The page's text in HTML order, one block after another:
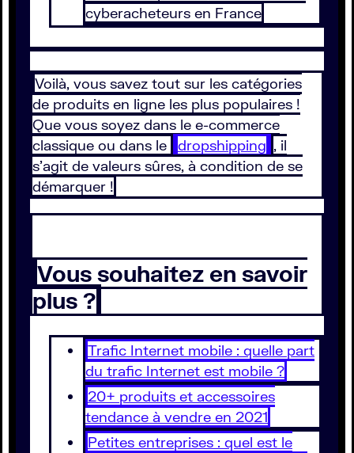
cyberacheteurs en France
Voilà, vous savez tout sur les catégories
de produits en ligne les plus populaires !
Que vous soyez dans le e-commerce
classique ou dans le
dropshipping , il
s’agit de valeurs sûres, à condition de se
démarquer !
Vous souhaitez en savoir
plus ?
Trafic Internet mobile : quelle part
du trafic Internet est mobile ?
20+ produits et accessoires
tendance à vendre en 2021
Petites entreprises : quel est le